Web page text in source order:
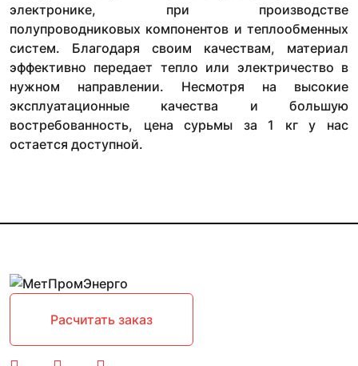
электронике, при производстве
полупроводниковых компонентов и теплообменных
систем. Благодаря своим качествам, материал
эффективно передает тепло или электричество в
нужном направлении. Несмотря на высокие
эксплуатационные качества и большую
востребованность, цена сурьмы за 1 кг у нас
остается доступной.
Расчитать заказ